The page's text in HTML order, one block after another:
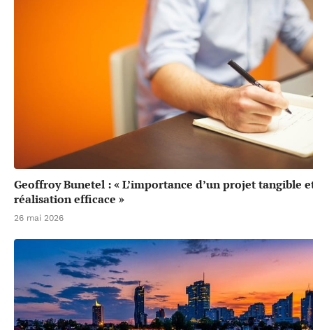
Geoffroy Bunetel : « L’importance d’un projet tangible
réalisation efficace »
26 mai 2026